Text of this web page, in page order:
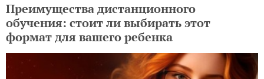
Преимущества дистанционного
обучения: стоит ли выбирать этот
формат для вашего ребенка